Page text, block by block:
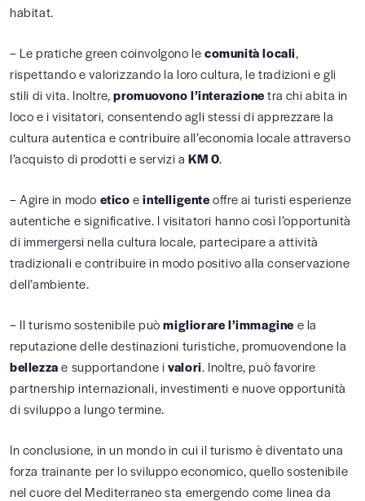
habitat.
– Le pratiche green coinvolgono lecomunità locali,
rispettando e valorizzando la loro cultura, le tradizioni e gli
stili di vita. Inoltre,promuovono l’interazionetra chi abita in
loco e i visitatori, consentendo agli stessi di apprezzare la
cultura autentica e contribuire all’economia locale attraverso
l’acquisto di prodotti e servizi aKM 0.
– Agire in modo eticoeintelligenteoffre ai turisti esperienze
autentiche e significative. I visitatori hanno così l’opportunità
di immergersi nella cultura locale, partecipare a attività
tradizionali e contribuire in modo positivo alla conservazione
dell’ambiente.
– Il turismo sostenibile puòmigliorare l’immagine e la
reputazione delle destinazioni turistiche, promuovendone la
bellezzae supportandone ivalori. Inoltre, può favorire
partnership internazionali, investimenti e nuove opportunità
di sviluppo a lungo termine.
In conclusione, in un mondo in cui il turismo è diventato una
forza trainante per lo sviluppo economico, quello sostenibile
nel cuore del Mediterraneo sta emergendo come linea da